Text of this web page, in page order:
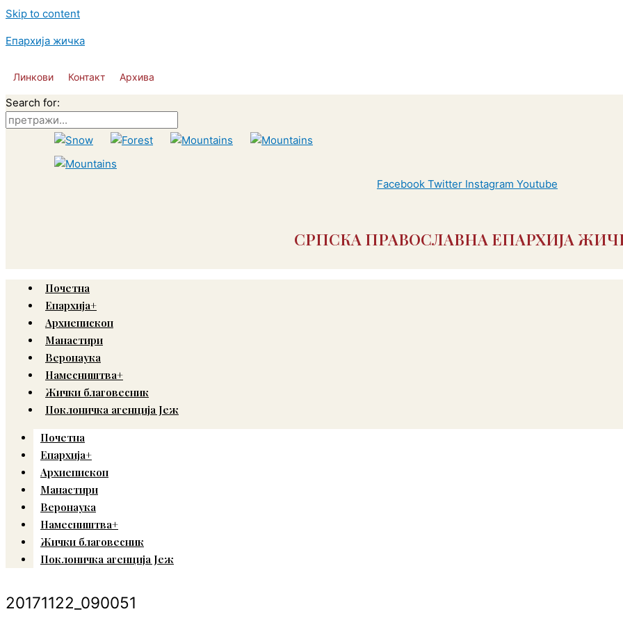
Skip to content
Епархија жичка
Линкови Контакт Архива
Search for:
Facebook Twitter Instagram Youtube
СРПСКА ПРАВОСЛАВНА ЕПАРХИЈА
Почетна
Епархија+
Архиепископ
Манастири
Веронаука
Намесништва+
Жички благовесник
Поклоничка агенција Јеж
Почетна
Епархија+
Архиепископ
Манастири
Веронаука
Намесништва+
Жички благовесник
Поклоничка агенција Јеж
20171122_090051